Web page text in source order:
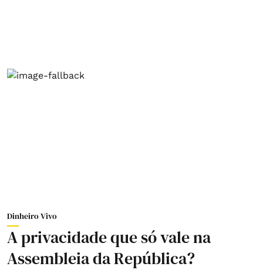
Dinheiro Vivo
A privacidade que só vale na
Assembleia da República?